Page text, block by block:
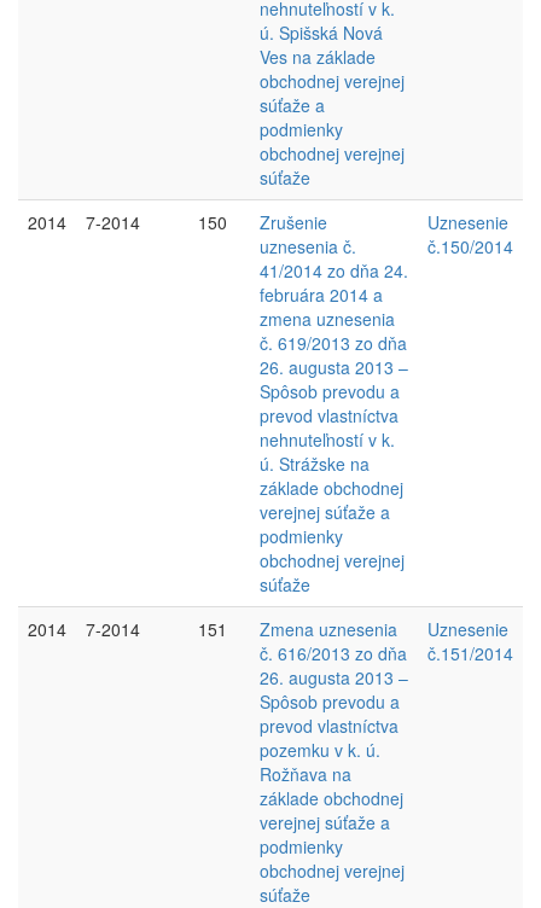
nehnuteľností v k.
ú. Spišská Nová
Ves na základe
obchodnej verejnej
súťaže a
podmienky
obchodnej verejnej
súťaže
2014
7-2014 150
Zrušenie
uznesenia č.
41/2014 zo dňa 24.
februára 2014 a
zmena uznesenia
č. 619/2013 zo dňa
26. augusta 2013 –
Spôsob prevodu a
prevod vlastníctva
nehnuteľností v k.
ú. Strážske na
základe obchodnej
verejnej súťaže a
podmienky
obchodnej verejnej
súťaže
Uznesenie
č.150/2014
2014 7-2014 151
Zmena uznesenia
č. 616/2013 zo dňa
26. augusta 2013 –
Spôsob prevodu a
prevod vlastníctva
pozemku v k. ú.
Rožňava na
základe obchodnej
verejnej súťaže a
podmienky
obchodnej verejnej
súťaže
Uznesenie
č.151/2014